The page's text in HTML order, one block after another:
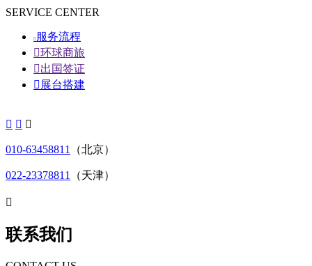
SERVICE CENTER
 服务流程
环球商旅
出国签证
 展台搭建
  
010-63458811 （北京）
022-23378811 （天津）

联系我们